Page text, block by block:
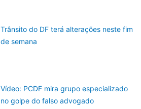
Trânsito do DF terá alterações neste fim
de semana
Vídeo: PCDF mira grupo especializado
no golpe do falso advogado